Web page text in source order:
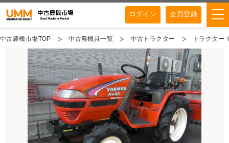
ログイン 会員登録
中古農機市場TOP 中古農機具一覧 中古トラクター トラクタ